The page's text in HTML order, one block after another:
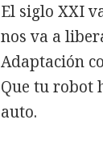
El siglo XXI
nos va a
Adaptación
Que tu robot
auto.